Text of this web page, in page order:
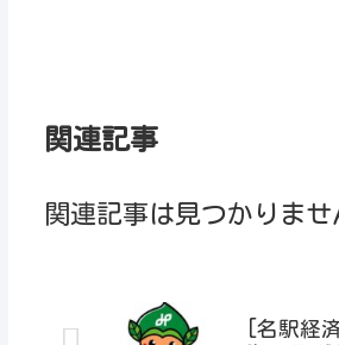
関連記事
関連記事は見つかりませ
[名駅経